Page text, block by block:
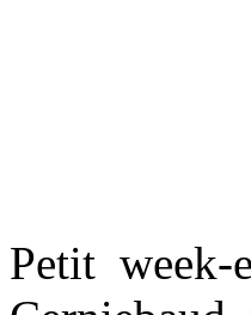
Petit